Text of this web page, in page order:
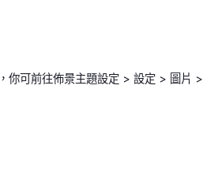
你可前往佈景主題設定 > 設定 > 圖片 >